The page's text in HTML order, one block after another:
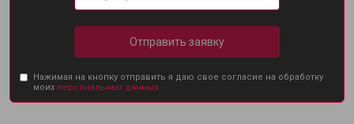
Отправить заявку
Нажимая на кнопку отправить я даю свое согласие на обработку
моих персональных данных.